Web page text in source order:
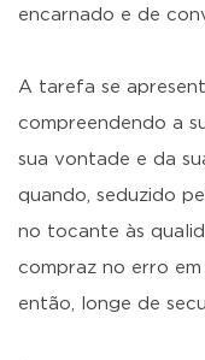
encarnado e de
A tarefa se
compreendendo a
sua vontade e da
quando, seduzido
no tocante às
compraz no erro
então, longe de